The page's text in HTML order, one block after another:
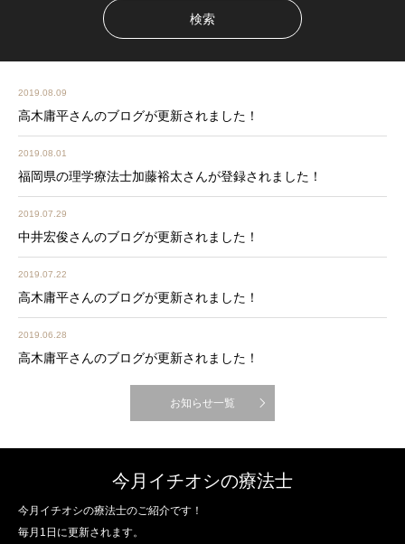
2019.08.09
高木庸平さんのブログが更新されました！
2019.08.01
福岡県の理学療法士加藤裕太さんが登録されました！
2019.07.29
中井宏俊さんのブログが更新されました！
2019.07.22
高木庸平さんのブログが更新されました！
2019.06.28
高木庸平さんのブログが更新されました！
お知らせ一覧
今月イチオシの療法士
今月イチオシの療法士のご紹介です！
毎月1日に更新されます。